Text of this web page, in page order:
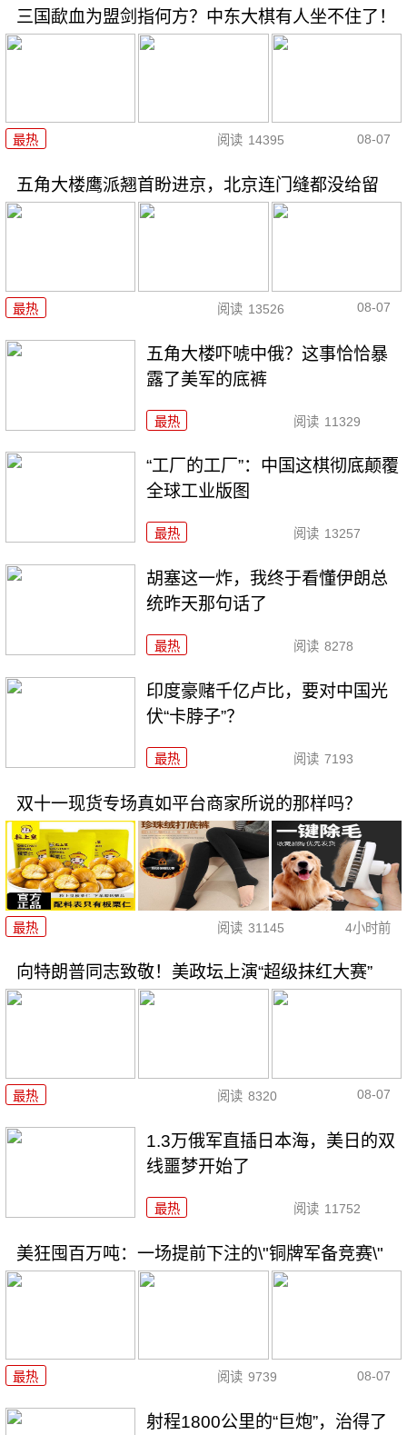
三国歃血为盟剑指何方？中东大棋有人坐不住了！
最热 阅读 14395 08-07
五角大楼鹰派翘首盼进京，北京连门缝都没给留
最热 阅读 13526 08-07
五角大楼吓唬中俄？这事恰恰暴
露了美军的底裤
最热 阅读 11329
“工厂的工厂”：中国这棋彻底颠覆
全球工业版图
最热 阅读 13257
胡塞这一炸，我终于看懂伊朗总
统昨天那句话了
最热 阅读 8278
印度豪赌千亿卢比，要对中国光
伏“卡脖子”？
最热 阅读 7193
双十一现货专场真如平台商家所说的那样吗？
最热 阅读 31145 4小时前
向特朗普同志致敬！美政坛上演“超级抹红大赛”
最热 阅读 8320 08-07
1.3万俄军直插日本海，美日的双
线噩梦开始了
最热 阅读 11752
美狂囤百万吨：一场提前下注的\"铜牌军备竞赛\"
最热 阅读 9739 08-07
射程1800公里的“巨炮”，治得了